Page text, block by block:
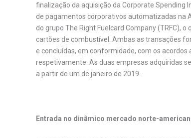
finalização da aquisição da Corporate Spending
de pagamentos corporativos automatizadas na
do grupo The Right Fuelcard Company (TRFC), o
cartões de combustível. Ambas as transações
e concluídas, em conformidade, com os
respetivamente. As duas empresas adquiridas
a partir de um de janeiro de 2019.
Entrada no dinâmico mercado norte-